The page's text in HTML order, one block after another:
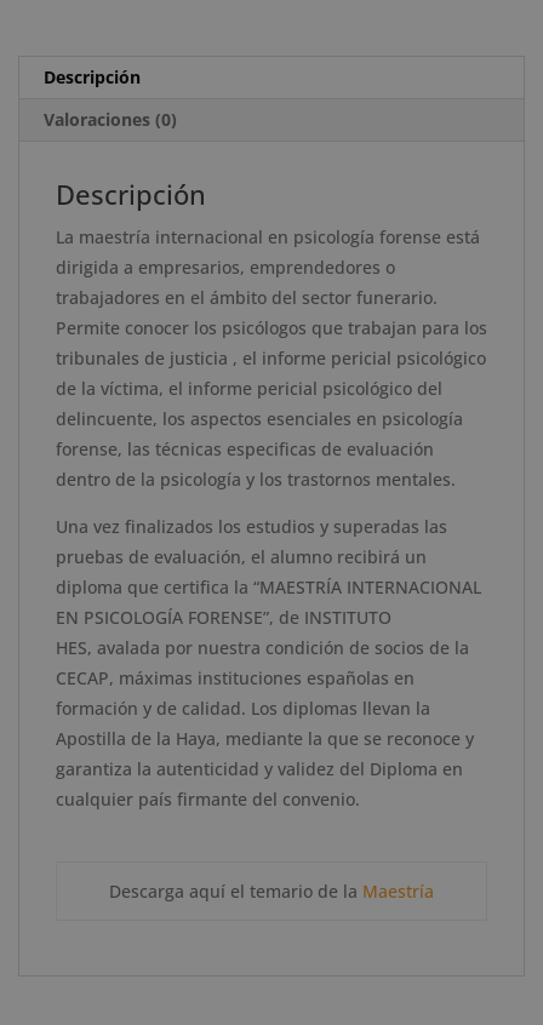
Acreditado
por
cantidad
Descripción
Valoraciones (0)
Descripción
La maestría internacional en psicología forense está
dirigida a empresarios, emprendedores o
trabajadores en el ámbito del sector funerario.
Permite conocer los psicólogos que trabajan para los
tribunales de justicia , el informe pericial psicológico
de la víctima, el informe pericial psicológico del
delincuente, los aspectos esenciales en psicología
forense, las técnicas especificas de evaluación
dentro de la psicología y los trastornos mentales.
Una vez finalizados los estudios y superadas las
pruebas de evaluación, el alumno recibirá un
diploma que certifica la “MAESTRÍA INTERNACIONAL
EN PSICOLOGÍA FORENSE”, de INSTITUTO
HES, avalada por nuestra condición de socios de la
CECAP, máximas instituciones españolas en
formación y de calidad. Los diplomas llevan la
Apostilla de la Haya, mediante la que se reconoce y
garantiza la autenticidad y validez del Diploma en
cualquier país firmante del convenio.
Descarga aquí el temario de la Maestría